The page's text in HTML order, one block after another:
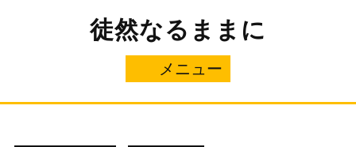
ス
徒然なるままに
メニュー
ニ